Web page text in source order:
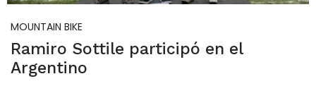
MOUNTAIN BIKE
Ramiro Sottile participó en el
Argentino